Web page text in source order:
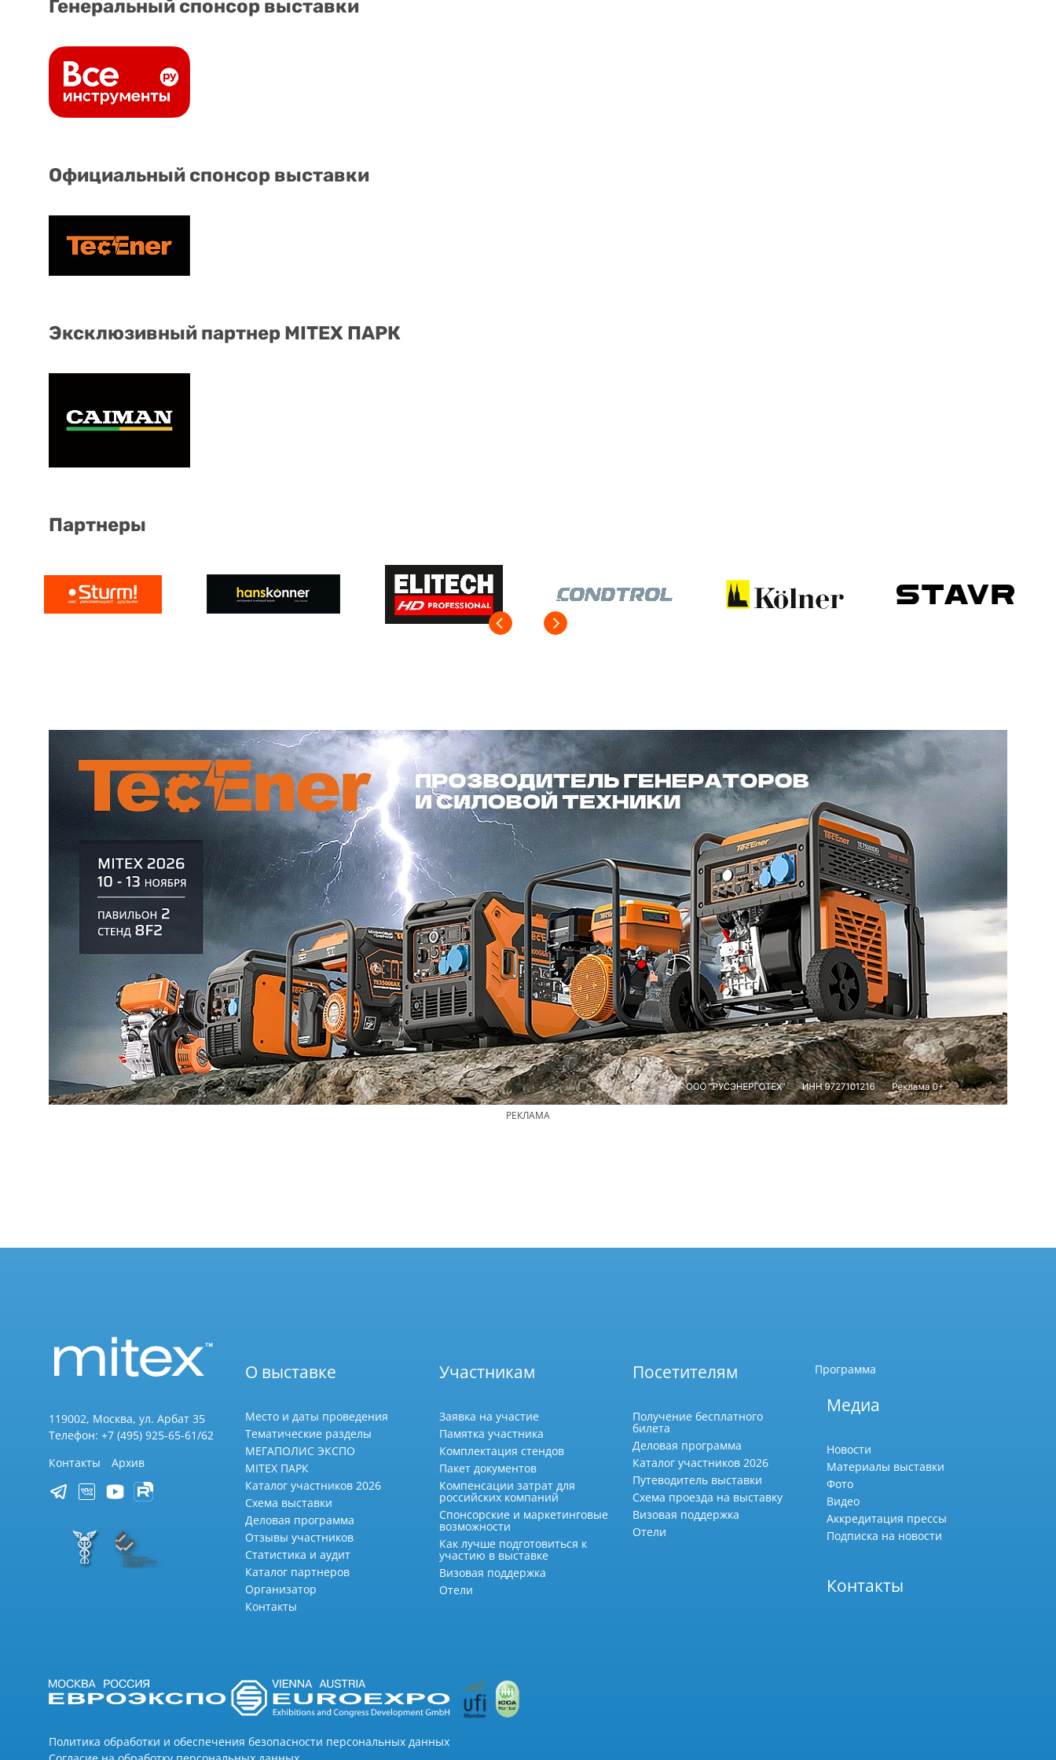
Генеральный спонсор выставки
Официальный спонсор выставки
Эксклюзивный партнер MITEX ПАРК
Партнеры
РЕКЛАМА
119002, Москва, ул. Арбат 35
Телефон: +7 (495) 925-65-61/62
Контакты
Архив
О выставке
Место и даты проведения
Тематические разделы
МЕГАПОЛИС ЭКСПО
MITEX ПАРК
Каталог участников 2026
Схема выставки
Деловая программа
Отзывы участников
Статистика и аудит
Каталог партнеров
Организатор
Контакты
Участникам
Заявка на участие
Памятка участника
Комплектация стендов
Пакет документов
Компенсации затрат для
российских компаний
Спонсорские и маркетинговые
возможности
Как лучше подготовиться к
участию в выставке
Визовая поддержка
Отели
Посетителям
Получение бесплатного
билета
Деловая программа
Каталог участников 2026
Путеводитель выставки
Схема проезда на выставку
Визовая поддержка
Отели
Программа
Медиа
Новости
Материалы выставки
Фото
Видео
Аккредитация прессы
Подписка на новости
Контакты
Политика обработки и обеспечения безопасности персональных данных